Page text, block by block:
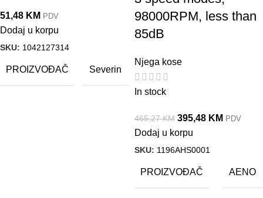
51,48 KM PDV
Dodaj u korpu
SKU: 1042127314
PROIZVOĐAČ Severin
98000RPM, less than
85dB
Njega kose
In stock
465,27KM 395,48 KM PDV
Dodaj u korpu
SKU: 1196AHS0001
PROIZVOĐAČ AENO